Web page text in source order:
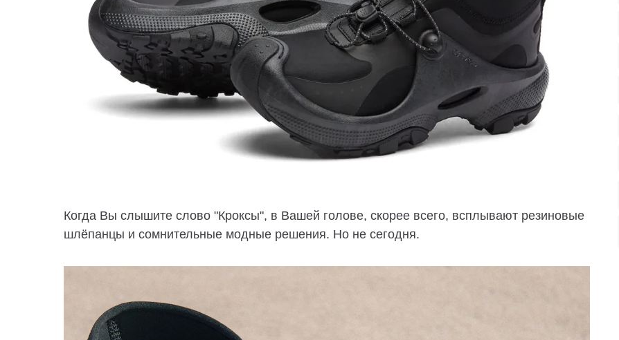
Когда Вы слышите слово "Кроксы", в Вашей голове, скорее всего, всплывают резиновые
шлёпанцы и сомнительные модные решения. Но не сегодня.